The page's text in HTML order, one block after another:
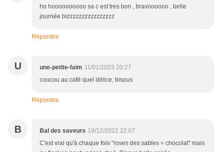
ho hoooooooooo sa c est tres bon , bravoooooo , belle
journée bizzzzzzzzzzzzzzzz
Répondre
U une-petite-faim 11/01/2023 20:27
coucou au café quel délice, bisous
Répondre
B Bal des saveurs 19/12/2022 22:07
C'est vrai qu'à chaque fois "roses des sables = chocolat" mais